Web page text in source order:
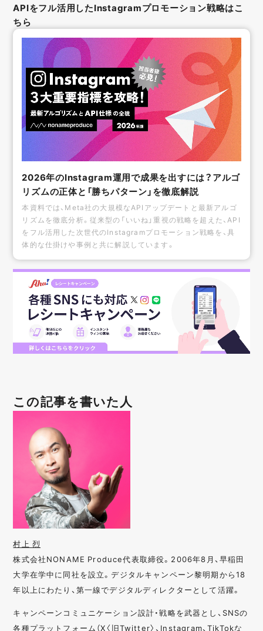
APIをフル活用したInstagramプロモーション戦略はこ
ちら
2026年のInstagram運用で成果を出すには？アルゴ
リズムの正体と「勝ちパターン」を徹底解説
本資料では、Meta社の大規模なAPIアップデートと最新アルゴ
リズムを徹底分析。従来型の「いいね」重視の戦略を超えた、API
をフル活用した次世代のInstagramプロモーション戦略を、具
体的な仕掛けや事例と共に解説しています。
この記事を書いた人
村上 烈
株式会社NONAME Produce代表取締役。2006年8月、早稲田
大学在学中に同社を設立。デジタルキャンペーン黎明期から18
年以上にわたり、第一線でデジタルディレクターとして活躍。
キャンペーンコミュニケーション設計・戦略を武器とし、SNSの
各種プラットフォーム（X〈旧Twitter〉、Instagram、TikTokな